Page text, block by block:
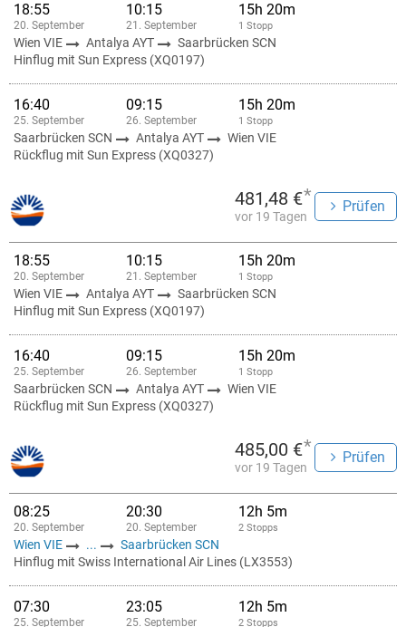
18:55
20. September
10:15
21. September
15h 20m
1 Stopp
Wien VIE Antalya AYT
Saarbrücken SCN
Hinflug mit Sun Express (XQ0197)
16:40
25. September
09:15
26. September
15h 20m
1 Stopp
Saarbrücken SCN Antalya AYT
Wien VIE
Rückflug mit Sun Express (XQ0327)
481,48 €*
vor 19 Tagen
Prüfen
18:55
20. September
10:15
21. September
15h 20m
1 Stopp
Wien VIE Antalya AYT
Saarbrücken SCN
Hinflug mit Sun Express (XQ0197)
16:40
25. September
09:15
26. September
15h 20m
1 Stopp
Saarbrücken SCN Antalya AYT
Wien VIE
Rückflug mit Sun Express (XQ0327)
485,00 €*
vor 19 Tagen
Prüfen
08:25
20. September
20:30
20. September
12h 5m
2 Stopps
Wien VIE ...
Saarbrücken SCN
Hinflug mit Swiss International Air Lines (LX3553)
07:30
25. September
23:05
25. September
12h 5m
2 Stopps